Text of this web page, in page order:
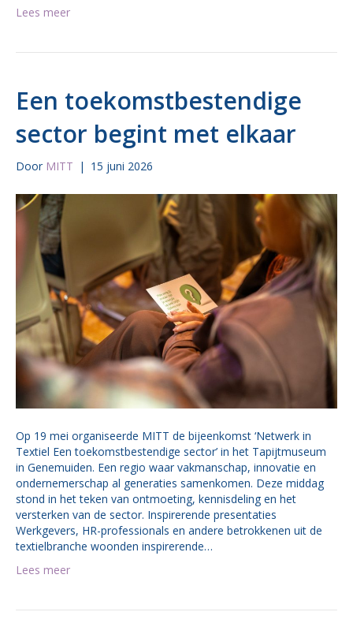
Lees meer
Een toekomstbestendige
sector begint met elkaar
Door MITT | 15 juni 2026
Op 19 mei organiseerde MITT de bijeenkomst ‘Netwerk in
Textiel Een toekomstbestendige sector’ in het Tapijtmuseum
in Genemuiden. Een regio waar vakmanschap, innovatie en
ondernemerschap al generaties samenkomen. Deze middag
stond in het teken van ontmoeting, kennisdeling en het
versterken van de sector. Inspirerende presentaties
Werkgevers, HR-professionals en andere betrokkenen uit de
textielbranche woonden inspirerende…
Lees meer